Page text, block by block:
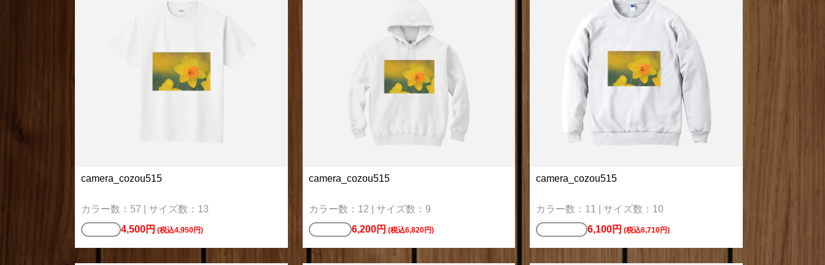
camera_cozou515
カラー数：57 | サイズ数：13
4,500円 (税込4,950円)
camera_cozou515
カラー数：12 | サイズ数：9
6,200円 (税込6,820円)
camera_cozou515
カラー数：11 | サイズ数：10
6,100円 (税込6,710円)